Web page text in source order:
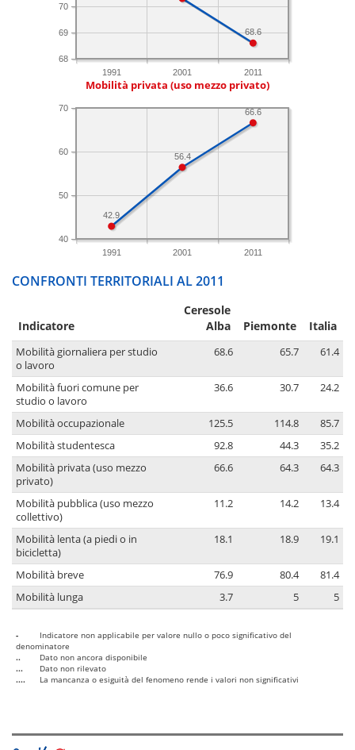
1991 2001 2011
68
69
70
68.6
Mobilità privata (uso mezzo privato)
1991 2001 2011
40
50
60
70 66.6
56.4
42.9
CONFRONTI TERRITORIALI AL 2011
Indicatore
Ceresole
Alba
Piemonte Italia
Mobilità giornaliera per studio
o lavoro
68.6 65.7 61.4
Mobilità fuori comune per
studio o lavoro
36.6 30.7 24.2
Mobilità occupazionale 125.5 114.8
85.7
Mobilità studentesca
92.8 44.3
35.2
Mobilità privata (uso mezzo
privato)
66.6 64.3 64.3
Mobilità pubblica (uso mezzo
collettivo)
11.2 14.2 13.4
Mobilità lenta (a piedi o in
bicicletta)
18.1 18.9 19.1
Mobilità breve 76.9 80.4
81.4
Mobilità lunga
3.7 5 5
-
Indicatore non applicabile per valore nullo o poco significativo del
denominatore
..
Dato non ancora disponibile
...
Dato non rilevato
....
La mancanza o esiguità del fenomeno rende i valori non significativi